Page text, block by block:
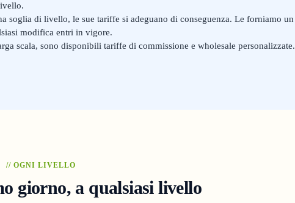
soglia di livello, le sue tariffe si adeguano di conseguenza. Le forniamo un
modifica entri in vigore.
scala, sono disponibili tariffe di commissione e wholesale personalizzate.
// OGNI LIVELLO
giorno, a qualsiasi livello